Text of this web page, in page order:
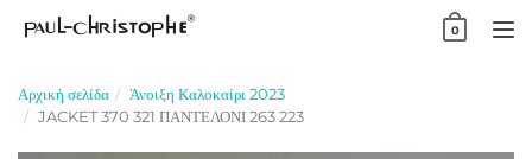
0
Αρχική σελίδα
Άνοιξη Καλοκαίρι 2023
JACKET 370 321 ΠΑΝΤΕΛΟΝΙ 263 223